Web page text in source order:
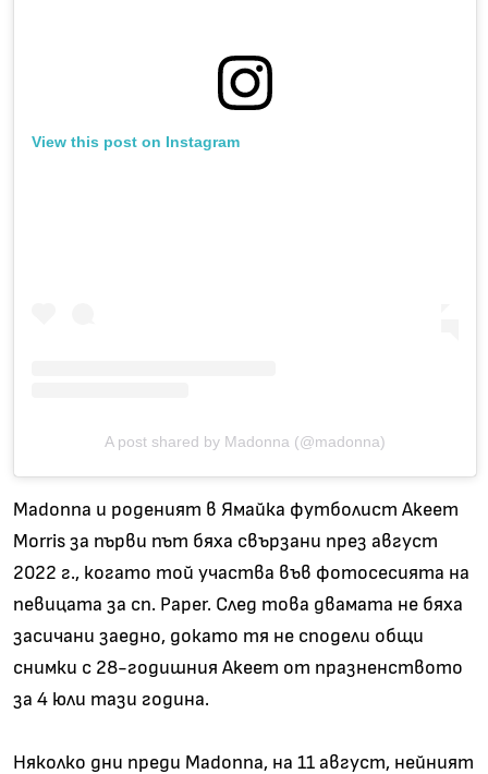
View this post on Instagram
A post shared by Madonna (@madonna)
Madonna и роденият в Ямайка футболист Akeem
Morris за първи път бяха свързани през август
2022 г., когато той участва във фотосесията на
певицата за сп. Paper. След това двамата не бяха
засичани заедно, докато тя не сподели общи
снимки с 28-годишния Akeem от празненството
за 4 юли тази година.
Няколко дни преди Madonna, на 11 август, нейният